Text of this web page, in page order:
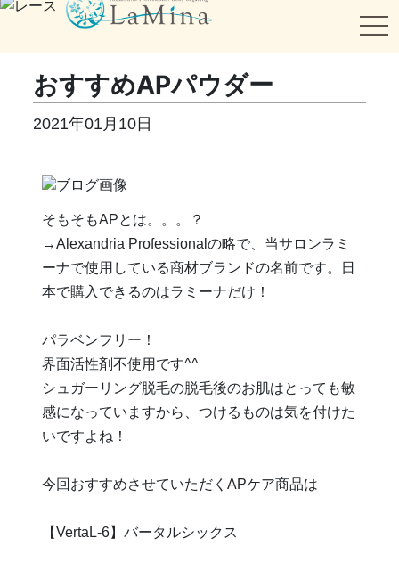
おすすめAPパウダー
2021年01月10日
そもそもAPとは。。。？
→Alexandria Professionalの略で、当サロンラミ
ーナで使用している商材ブランドの名前です。日
本で購入できるのはラミーナだけ！
パラベンフリー！
界面活性剤不使用です^^
シュガーリング脱毛の脱毛後のお肌はとっても敏
感になっていますから、つけるものは気を付けた
いですよね！
今回おすすめさせていただくAPケア商品は
【VertaL-6】バータルシックス